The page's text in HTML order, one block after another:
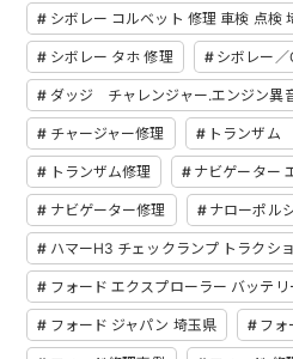
シボレー コルベット 修理 車検 点検
シボレー タホ 修理 シボレー
ダッジ チャレンジャー.エンジン異
チャージャー修理 トランザ
トランザム修理 ナビゲーター
ナビゲーター修理 ナローポル
ハマーH3 チェックランプ トラクシ
フォード エクスプローラー バッテリ
フォード ジャパン 埼玉県 フォ